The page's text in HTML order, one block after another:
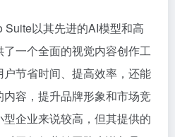
以其先进的AI模型和高
一个全面的视觉内容创作工
节省时间、提高效率，还能
容，提升品牌形象和市场竞
企业来说较高，但其提供的